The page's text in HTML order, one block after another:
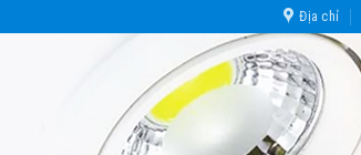
Địa chỉ